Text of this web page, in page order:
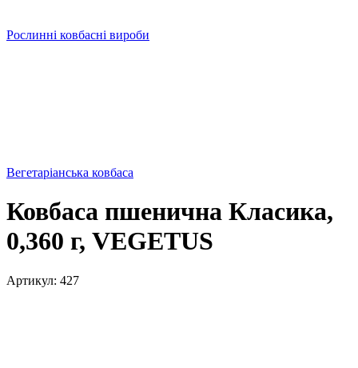
Рослинні ковбасні вироби
Вегетаріанська ковбаса
Ковбаса пшенична Класика,
0,360 г, VEGETUS
Артикул: 427